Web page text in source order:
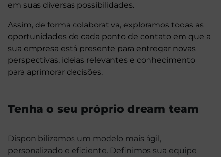
em suas diversas possibilidades.
Assim, de forma colaborativa, exploramos todas as
oportunidades de cada ponto de contato em que a
sua empresa está presente para entregar novas
perspectivas, ideias relevantes e conhecimento
para aprimorar decisões.
Tenha o seu próprio dream team
Disponibilizamos um modelo mais ágil,
personalizado e eficiente. Definimos sua equipe